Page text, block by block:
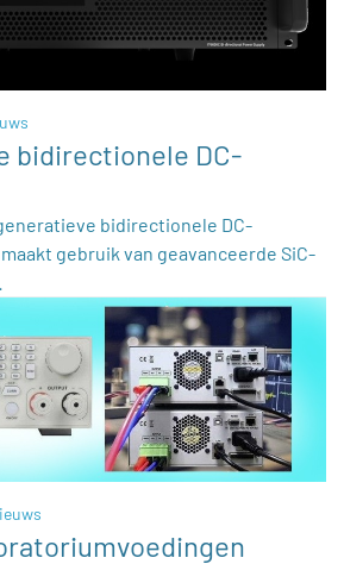
bidirectionele DC-
bidirectionele DC-
gebruik van geavanceerde SiC-